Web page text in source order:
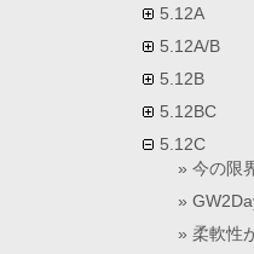
5.12A
5.12A/B
5.12B
5.12BC
5.12C
今の限
柔軟性